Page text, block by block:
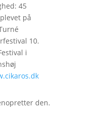
45
på
10.
i
den.